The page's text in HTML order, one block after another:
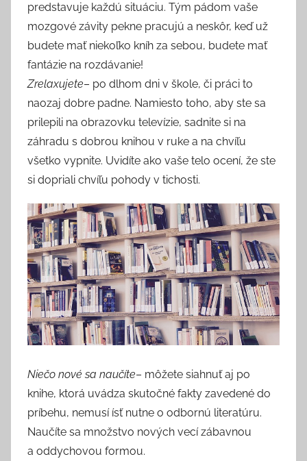
predstavuje každú situáciu. Tým pádom vaše
mozgové závity pekne pracujú a neskôr, keď už
budete mať niekoľko kníh za sebou, budete mať
fantázie na rozdávanie!
Zrelaxujete– po dlhom dni v škole, či práci to
naozaj dobre padne. Namiesto toho, aby ste sa
prilepili na obrazovku televízie, sadnite si na
záhradu s dobrou knihou v ruke a na chvíľu
všetko vypnite. Uvidíte ako vaše telo ocení, že ste
si dopriali chvíľu pohody v tichosti.
Niečo nové sa naučíte– môžete siahnuť aj po
knihe, ktorá uvádza skutočné fakty zavedené do
príbehu, nemusí ísť nutne o odbornú literatúru.
Naučíte sa množstvo nových vecí zábavnou
a oddychovou formou.